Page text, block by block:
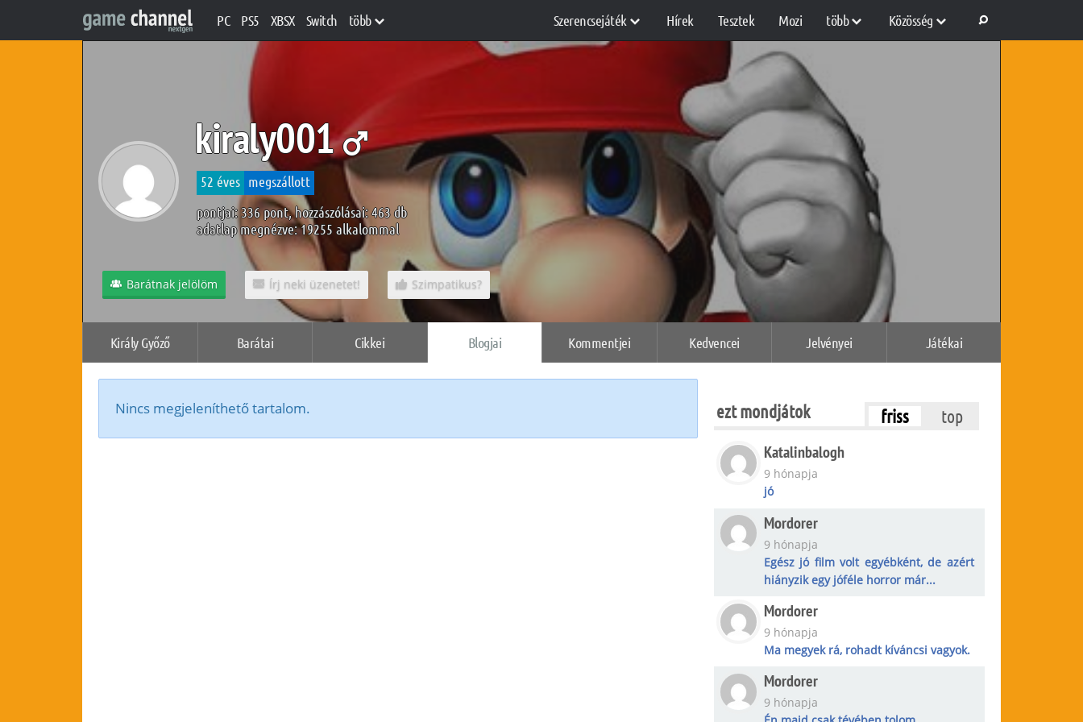
PC PS5 XBSX Switch több Szerencsejáték Hírek Tesztek Mozi több Közösség
kiraly001
Király Győző Barátai Cikkei Blogjai Kommentjei Kedvencei Jelvényei Játékai
52 éves megszállott
pontjai: 336 pont, hozzászólásai: 463 db
adatlap megnézve: 19255 alkalommal
Barátnak jelölöm Írj neki üzenetet! Szimpatikus?
Nincs megjeleníthető tartalom. ezt mondjátok friss
top
Katalinbalogh
9 hónapja
jó
Mordorer
9 hónapja
Egész jó film volt egyébként, de azért
hiányzik egy jóféle horror már...
Mordorer
9 hónapja
Ma megyek rá, rohadt kíváncsi vagyok.
Mordorer
9 hónapja